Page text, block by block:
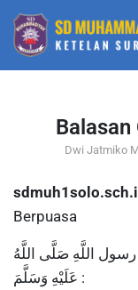
Balasan
Dwi Jatmiko
Berpuasa
اللَّهِ صَلَّى اللَّهُ
عَلَيْهِ وَسَلَّمَ :